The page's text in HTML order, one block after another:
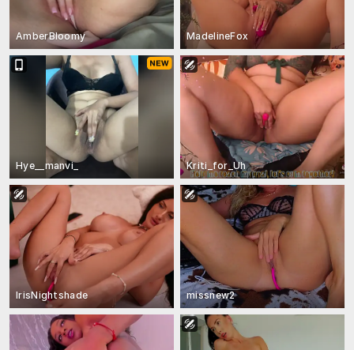
AmberBloomy MadelineFox
Hye__manvi_ Kriti_for_Uh
IrisNightshade missnew2